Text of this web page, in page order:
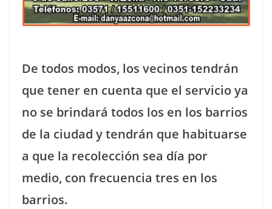
De todos modos, los vecinos tendrán
que tener en cuenta que el servicio ya
no se brindará todos los en los barrios
de la ciudad y tendrán que habituarse
a que la recolección sea día por
medio, con frecuencia tres en los
barrios.